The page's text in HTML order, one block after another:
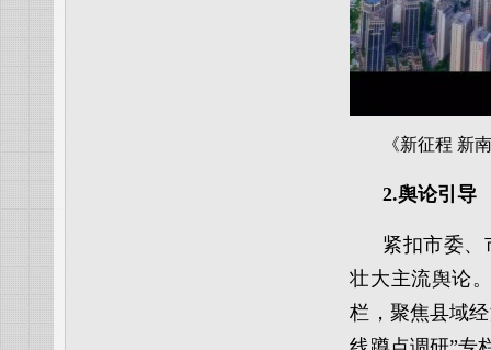
《新征程 新
2.舆论引导
紧扣市委、
壮大主流舆论
栏，聚焦县域